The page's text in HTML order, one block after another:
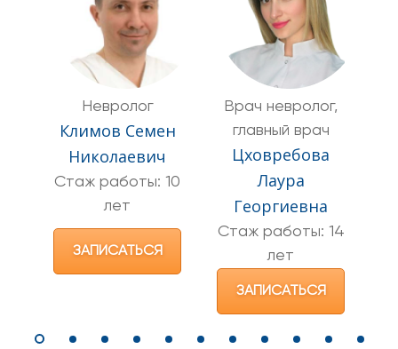
Невролог
Климов Семен
Николаевич
Стаж работы: 10
лет
ЗАПИСАТЬСЯ
Врач невролог,
главный врач
Цховребова
Лаура
Георгиевна
Стаж работы: 14
лет
ЗАПИСАТЬСЯ